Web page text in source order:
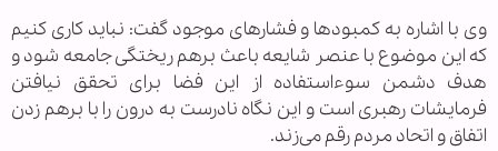
وی با اشاره به کمبودها و فشارهای موجود گفت: نباید کاری کنیم
که این موضوع با عنصر شایعه باعث برهم ریختگی جامعه شود و
هدف دشمن سوءاستفاده از این فضا برای تحقق نیافتن
فرمایشات رهبری است و این نگاه نادرست به درون را با برهم زدن
اتفاق و اتحاد مردم رقم می‌زند.